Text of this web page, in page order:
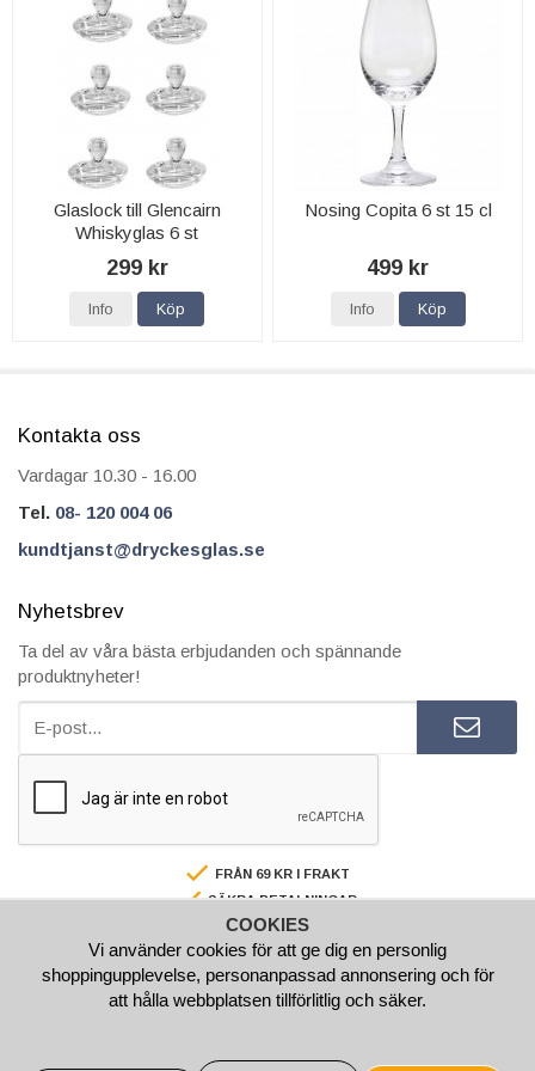
Glaslock till Glencairn
Whiskyglas 6 st
299 kr
Info Köp
Nosing Copita 6 st 15 cl
499 kr
Info Köp
Kontakta oss
Vardagar 10.30 - 16.00
Tel. 08- 120 004 06
kundtjanst@dryckesglas.se
Nyhetsbrev
Ta del av våra bästa erbjudanden och spännande
produktnyheter!
FRÅN 69 KR I FRAKT
SÄKRA BETALNINGAR
FAKTURA/AVBETALNING
SNABBA LEVERANSER
BESTÄLL INNAN 15.00 SÅ SKICKAR VI SAMMA VARDAG
COOKIES
Vi använder cookies för att ge dig en personlig
shoppingupplevelse, personanpassad annonsering och för
att hålla webbplatsen tillförlitlig och säker.